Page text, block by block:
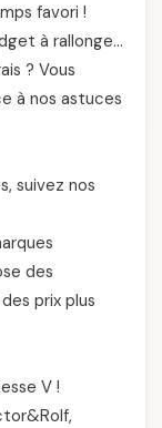
favori !
à rallonge…
? Vous
à nos astuces
suivez nos
des
prix plus
V !